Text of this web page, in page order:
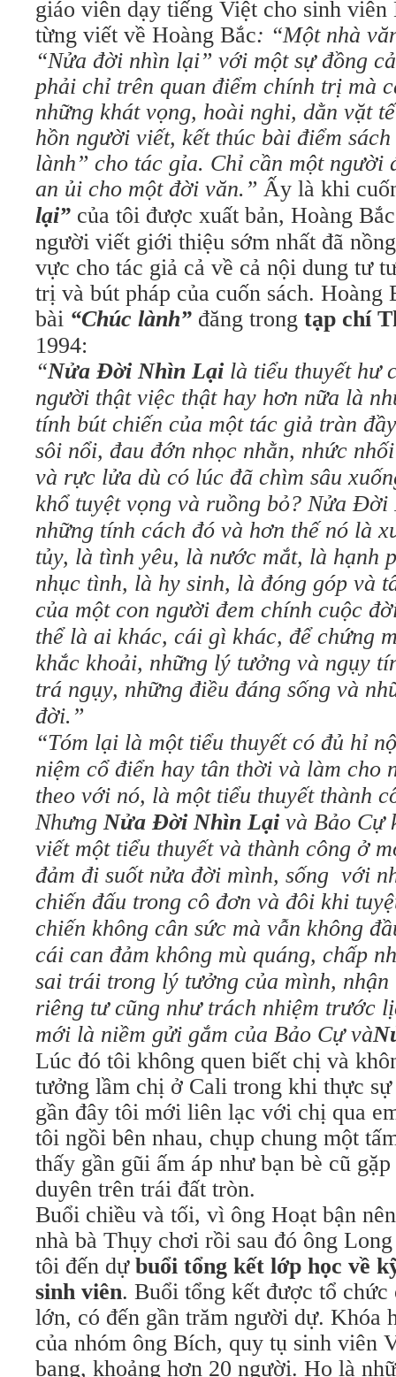
giáo viên dạy tiếng Việt cho sinh
từng viết về Hoàng Bắc: “Một nhà
“Nửa đời nhìn lại” với một sự đồng
phải chỉ trên quan điểm chính trị mà
những khát vọng, hoài nghi, dằn vặt
hồn người viết, kết thúc bài điểm
lành” cho tác gỉa. Chỉ cần một người
an ủi cho một đời văn.” Ấy là khi
lại” của tôi được xuất bản, Hoàng
người viết giới thiệu sớm nhất đã
vực cho tác giả cả về cả nội dung tư
trị và bút pháp của cuốn sách. Hoàng
bài “Chúc lành” đăng trong tạp chí
1994:
“Nửa Đời Nhìn Lại là tiểu thuyết hư
người thật việc thật hay hơn nữa là
tính bút chiến của một tác giả tràn
sôi nổi, đau đớn nhọc nhằn, nhức
và rực lửa dù có lúc đã chìm sâu
khổ tuyệt vọng và ruồng bỏ? Nửa
những tính cách đó và hơn thế nó là
tủy, là tình yêu, là nước mắt, là hạnh
nhục tình, là hy sinh, là đóng góp và
của một con người đem chính cuộc
thể là ai khác, cái gì khác, để chứng
khắc khoải, những lý tưởng và ngụy
trá ngụy, những điều đáng sống và
đời.”
“Tóm lại là một tiểu thuyết có đủ hỉ
niệm cổ điển hay tân thời và làm cho
theo với nó, là một tiểu thuyết thành
NhưngNửa Đời Nhìn Lại và Bảo Cự
viết một tiểu thuyết và thành công ở
đảm đi suốt nửa đời mình, sống với
chiến đấu trong cô đơn và đôi khi
chiến không cân sức mà vẫn không
cái can đảm không mù quáng, chấp
sai trái trong lý tưởng của mình,
riêng tư cũng như trách nhiệm trước
mới là niềm gửi gắm của Bảo Cự và
Lúc đó tôi không quen biết chị và
tưởng lầm chị ở Cali trong khi thực
gần đây tôi mới liên lạc với chị qua
tôi ngồi bên nhau, chụp chung một
thấy gần gũi ấm áp như bạn bè cũ
duyên trên trái đất tròn.
Buổi chiều và tối, vì ông Hoạt bận
nhà bà Thụy chơi rồi sau đó ông
tôi đến dự buổi tổng kết lớp học về
sinh viên. Buổi tổng kết được tổ chức
lớn, có đến gần trăm người dự. Khóa
của nhóm ông Bích, quy tụ sinh viên
bang, khoảng hơn 20 người. Họ là